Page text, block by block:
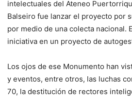
intelectuales del Ateneo
Balseiro fue lanzar el proyecto por
por medio de una colecta nacional.
iniciativa en un proyecto de
Los ojos de ese Monumento han
y eventos, entre otros, las luchas
70, la destitución de rectores